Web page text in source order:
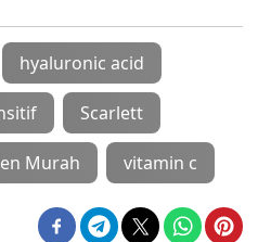
hyaluronic acid
Scarlett
Murah vitamin c